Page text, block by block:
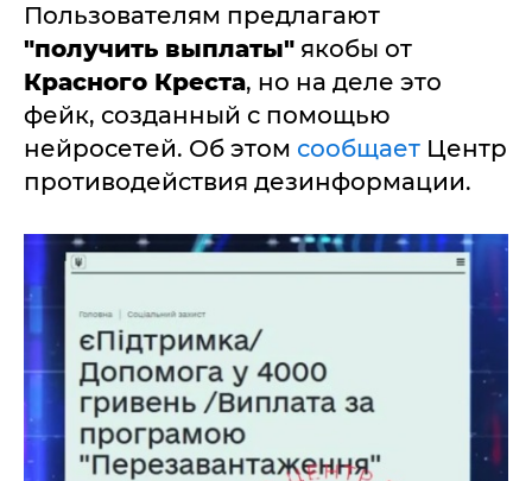
Пользователям предлагают
"получить выплаты" якобы от
Красного Креста, но на деле это
фейк, созданный с помощью
нейросетей. Об этом сообщает Центр
противодействия дезинформации.